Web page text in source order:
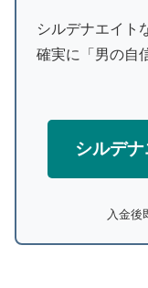
シルデナエイト
確実に「男の自
シルデ
入金後